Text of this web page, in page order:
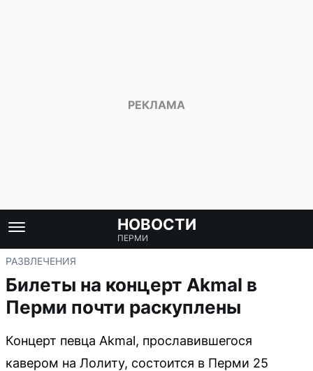
НОВОСТИ
ПЕРМИ
РАЗВЛЕЧЕНИЯ
Билеты на концерт Akmal в
Перми почти раскуплены
Концерт певца Akmal, прославившегося
кавером на Лолиту, состоится в Перми 25